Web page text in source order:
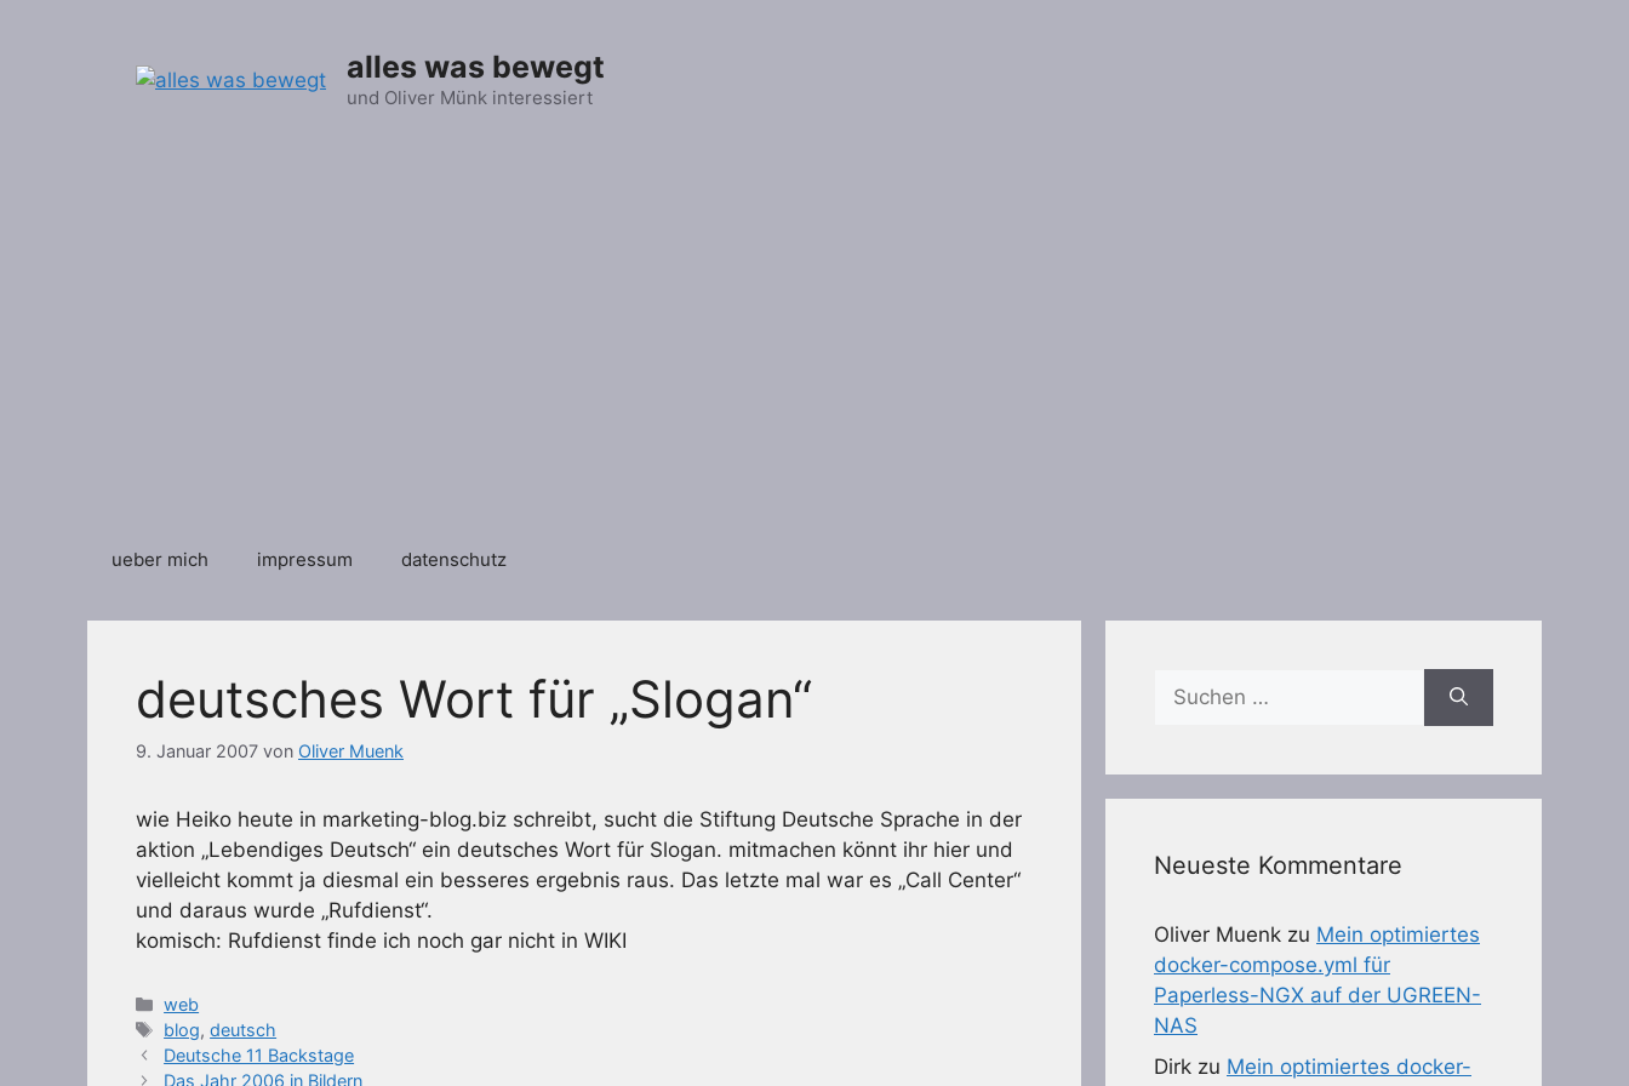
alles was bewegt
und Oliver Münk interessiert
ueber mich impressum datenschutz
deutsches Wort für „Slogan“
9. Januar 2007 von Oliver Muenk
wie Heiko heute in marketing-blog.biz schreibt, sucht die Stiftung Deutsche Sprache in der
aktion „Lebendiges Deutsch“ ein deutsches Wort für Slogan. mitmachen könnt ihr hier und
vielleicht kommt ja diesmal ein besseres ergebnis raus. Das letzte mal war es „Call Center“
und daraus wurde „Rufdienst“.
komisch: Rufdienst finde ich noch gar nicht in WIKI
Kategorien
web
Schlagwörter
blog,deutsch
Deutsche 11 Backstage
Das Jahr 2006 in Bildern
Suchen
nach:
Neueste Kommentare
Oliver Muenk zu Mein optimiertes
docker-compose.yml für
Paperless-NGX auf der UGREEN-
NAS
Dirk zu Mein optimiertes docker-